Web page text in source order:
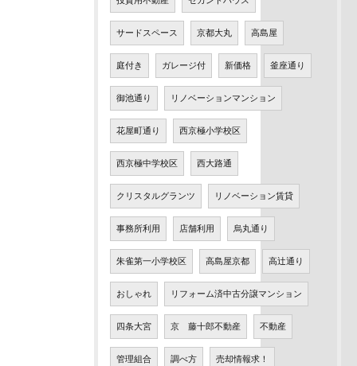
サードスペース 京都大丸 高島屋
庭付き ガレージ付 新価格 釜座通り
御池通り リノベーションマンション
花屋町通り 西京極小学校区
西京極中学校区 西大路通
クリスタルグランツ リノベーション賃貸
事務所利用 店舗利用 烏丸通り
朱雀第一小学校区 高島屋京都 高辻通り
おしゃれ リフォーム済中古分譲マンション
四条大宮 京 藤十郎不動産 不動産
管理組合 調べ方 売却情報求！